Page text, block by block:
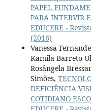
PAPEL
PARA INTERVIR
EDUCERE -
(2016)
Vanessa
Kamila Barreto
Rosângela
Simões,
DEFICIÊNCIA
COTIDIANO